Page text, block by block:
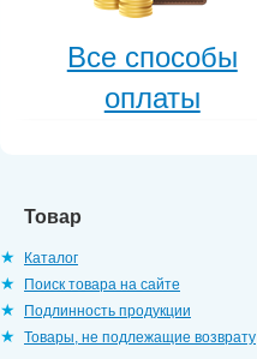
Все способы
оплаты
Товар
Каталог
Поиск товара на сайте
Подлинность продукции
Товары, не подлежащие возврату